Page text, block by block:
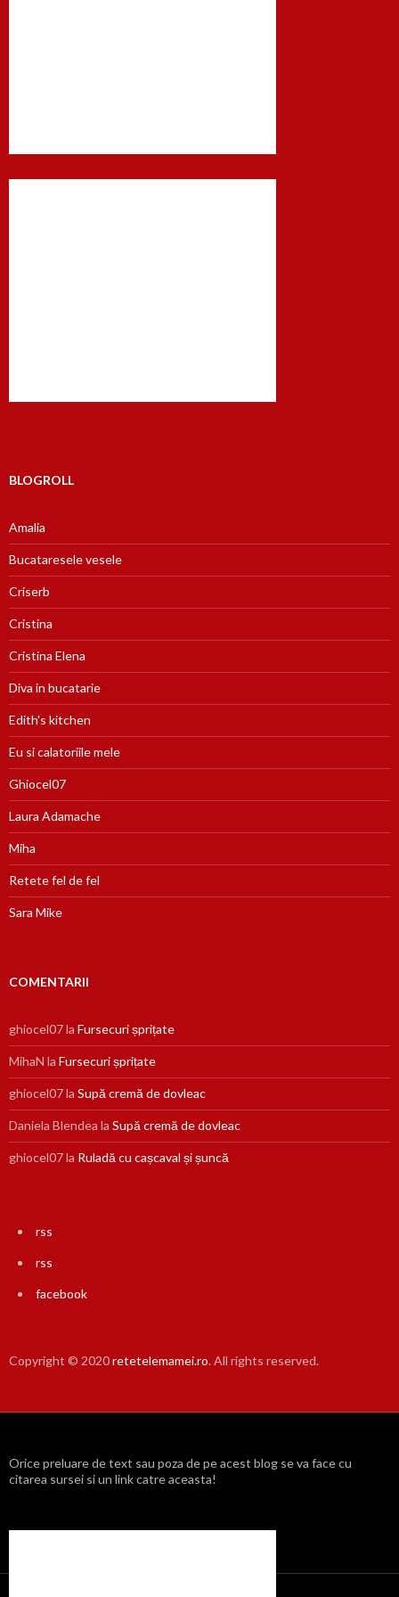
BLOGROLL
Amalia
Bucataresele vesele
Criserb
Cristina
Cristina Elena
Diva in bucatarie
Edith's kitchen
Eu si calatoriile mele
Ghiocel07
Laura Adamache
Miha
Retete fel de fel
Sara Mike
COMENTARII
ghiocel07la Fursecuri șprițate
MihaN la Fursecuri șprițate
ghiocel07la Supă cremă de dovleac
Daniela Blendea la Supă cremă de dovleac
ghiocel07la Ruladă cu cașcaval și șuncă
rss
rss
facebook
Copyright © 2020retetelemamei.ro. All rights reserved.
Orice preluare de text sau poza de pe acest blog se va face cu
citarea sursei si un link catre aceasta!